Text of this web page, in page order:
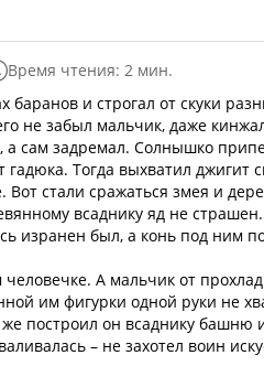
Время чтения: 2 мин.
и строгал от скуки
не забыл мальчик, даже
а сам задремал. Солнышко
гадюка. Тогда выхватил
Вот стали сражаться змея и
всаднику яд не
изранен был, а конь под ним
А мальчик от
им фигурки одной руки не
же построил он всаднику
– не захотел воин